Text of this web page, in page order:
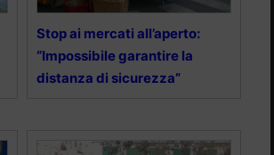
Stop ai mercati all’aperto:
“Impossibile garantire la
distanza di sicurezza”